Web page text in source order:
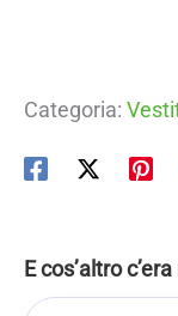
Categoria:
E cos’altro